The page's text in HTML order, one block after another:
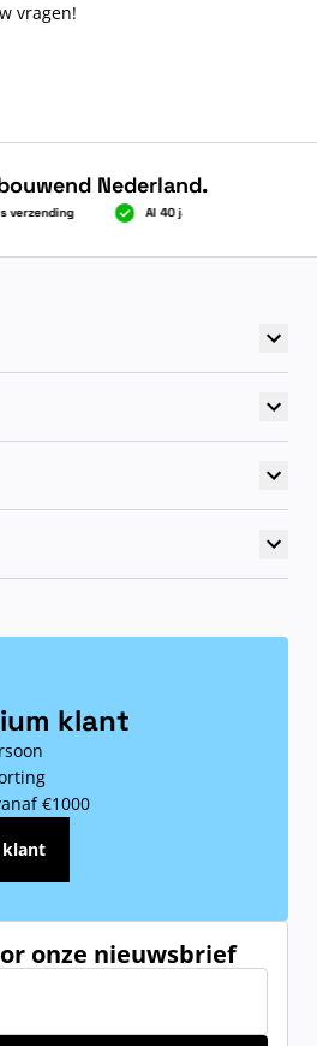
vragen!
Nederland.
Al 40 jaar dé specialist
klant
€1000
onze nieuwsbrief